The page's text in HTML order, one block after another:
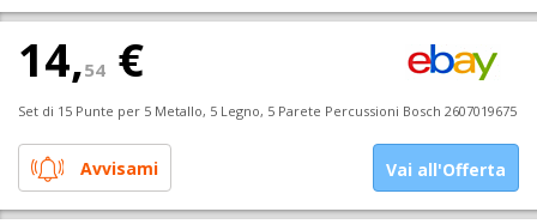
14,54 €
Set di 15 Punte per 5 Metallo, 5 Legno, 5 Parete Percussioni Bosch 2607019675
Avvisami Vai all'Offerta